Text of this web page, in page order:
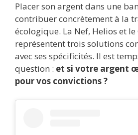
Placer son argent dans une
contribuer concrètement à la
écologique. La Nef, Helios et
représentent trois solutions
avec ses spécificités. Il est
question : et si votre argent
pour vos convictions ?